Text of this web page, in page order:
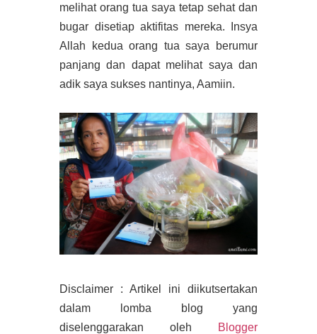
melihat orang tua saya tetap sehat dan
bugar disetiap aktifitas mereka. Insya
Allah kedua orang tua saya berumur
panjang dan dapat melihat saya dan
adik saya sukses nantinya, Aamiin.
Disclaimer : Artikel ini diikutsertakan
dalam lomba blog yang
diselenggarakan oleh
Blogger